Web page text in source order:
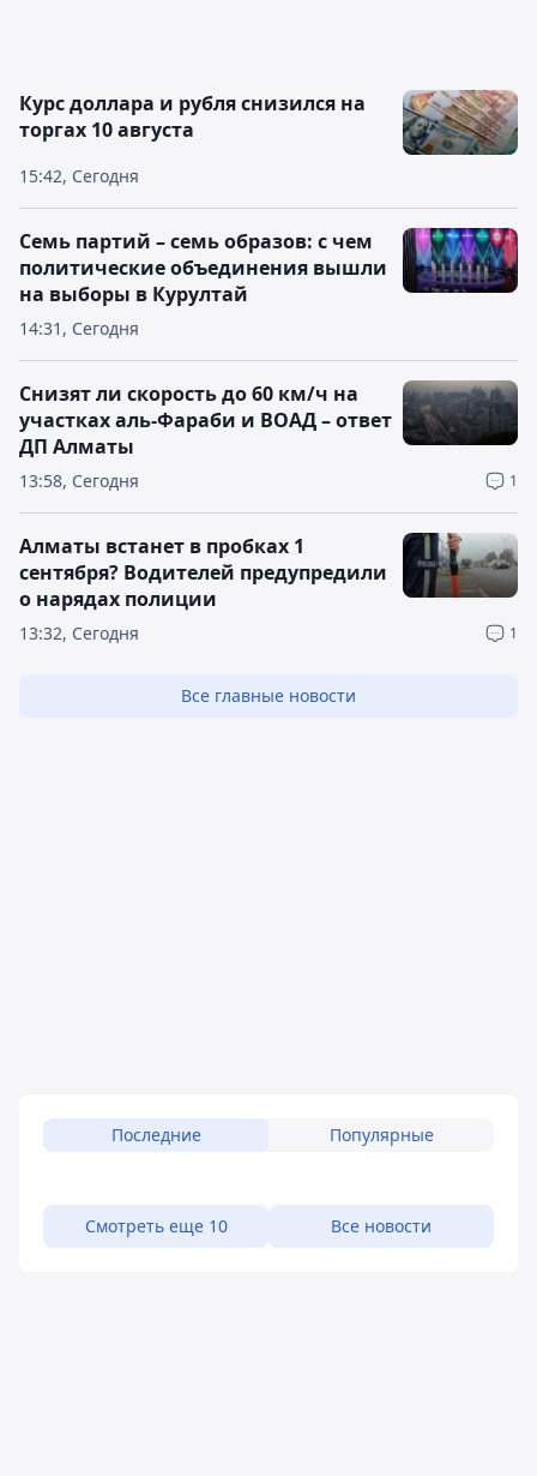
Последние Популярные
Смотреть еще 10 Все новости
15:42, Сегодня
Курс доллара и рубля снизился на
торгах 10 августа
14:31, Сегодня
Семь партий – семь образов: с чем
политические объединения вышли
на выборы в Курултай
13:58, Сегодня 1
Снизят ли скорость до 60 км/ч на
участках аль-Фараби и ВОАД – ответ
ДП Алматы
13:32, Сегодня 1
Алматы встанет в пробках 1
сентября? Водителей предупредили
о нарядах полиции
Все главные новости